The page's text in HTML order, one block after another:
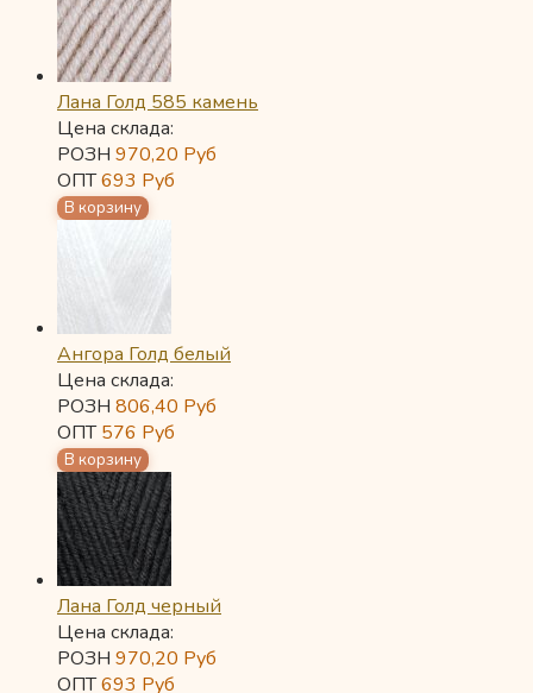
Лана Голд 585 камень
Цена склада:
РОЗН 970,20 Руб
ОПТ693 Руб
Ангора Голд белый
Цена склада:
РОЗН 806,40 Руб
ОПТ576 Руб
Лана Голд черный
Цена склада:
РОЗН 970,20 Руб
ОПТ693 Руб